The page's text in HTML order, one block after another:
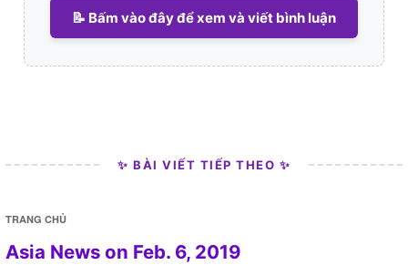
📝 Bấm vào đây để xem và viết bình luận
✨ BÀI VIẾT TIẾP THEO ✨
TRANG CHỦ
Asia News on Feb. 6, 2019